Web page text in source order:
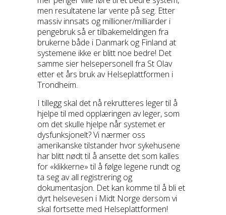
men resultatene lar vente på seg. Etter
massiv innsats og millioner/milliarder i
pengebruk så er tilbakemeldingen fra
brukerne både i Danmark og Finland at
systemene ikke er blitt noe bedre! Det
samme sier helsepersonell fra St Olav
etter et års bruk av Helseplattformen i
Trondheim.
I tillegg skal det nå rekrutteres leger til å
hjelpe til med opplæringen av leger, som
om det skulle hjelpe når systemet er
dysfunksjonelt? Vi nærmer oss
amerikanske tilstander hvor sykehusene
har blitt nødt til å ansette det som kalles
for «klikkerne» til å følge legene rundt og
ta seg av all registrering og
dokumentasjon. Det kan komme til å bli et
dyrt helsevesen i Midt Norge dersom vi
skal fortsette med Helseplattformen!